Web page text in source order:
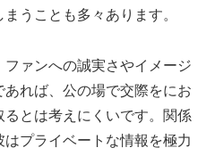
うことも多々あります。
ァンへの誠実さやイメージ
れば、公の場で交際をにお
とは考えにくいです。関係
プライベートな情報を極力